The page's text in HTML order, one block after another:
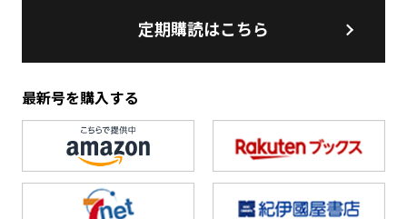
定期購読はこちら
最新号を購入する